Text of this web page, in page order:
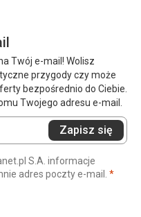
Twój e-mail! Wolisz
przygody czy może
bezpośrednio do Ciebie.
Twojego adresu e-mail.
Zapisz się
S.A. informacje
adres poczty e-mail. *